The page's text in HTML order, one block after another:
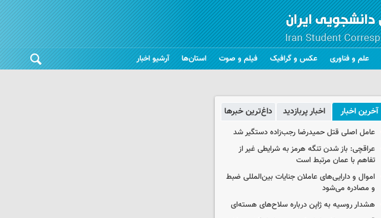
علم و فناوری عکس و گرافیک فیلم و صوت استان‌ها آرشیو اخبار
آخرین اخبار اخبار پربازدید داغ‌ترین خبرها
عامل اصلی قتل حمیدرضا رجب‌زاده دستگیر شد
عراقچی: باز شدن تنگه هرمز به شرایطی غیر از
تفاهم با عمان مرتبط است
اموال و دارایی‌های عاملان جنایات بین‌المللی ضبط
و مصادره می‌شود
هشدار روسیه به ژاپن درباره سلاح‌های هسته‌ای